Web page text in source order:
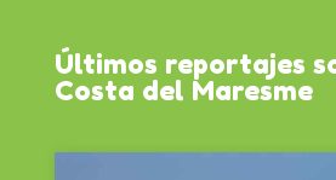
Últimos reportajes
Costa del Maresme